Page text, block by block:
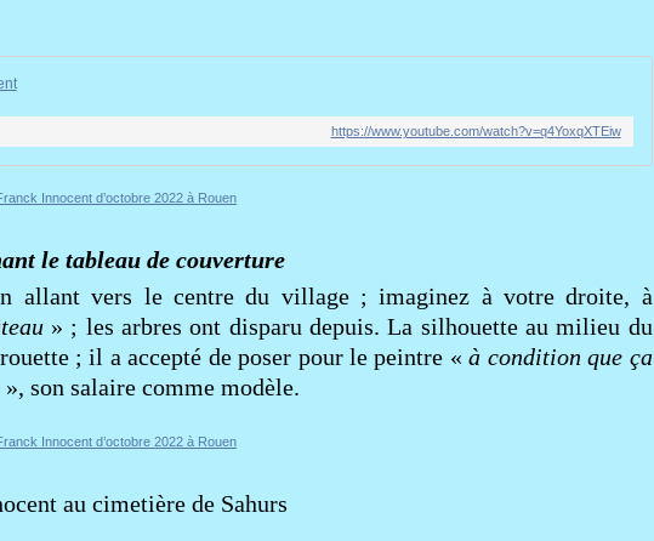
https://www.youtube.com/watch?v=q4YoxqXTEiw
le tableau de couverture
allant vers le centre du village ; imaginez à votre droite, à
» ; les arbres ont disparu depuis. La silhouette au milieu du
; il a accepté de poser pour le peintre «à condition que ça
», son salaire comme modèle.
au cimetière de Sahurs